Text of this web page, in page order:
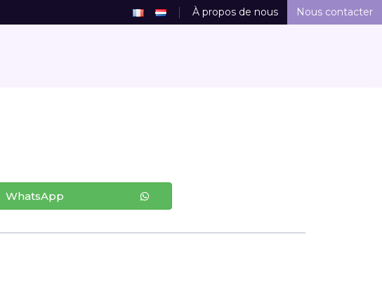
À propos de nous Nous contacter
WhatsApp